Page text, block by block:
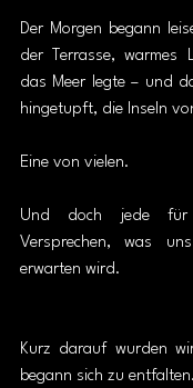
Der Morgen begann
der Terrasse, warmes
das Meer legte – und
hingetupft, die Inseln
Eine von vielen.
Und doch jede für
Versprechen, was
erwarten wird.
Kurz darauf wurden
begann sich zu entfalten.